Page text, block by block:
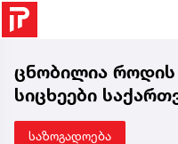
ცნობილია როდის
სიცხეები
საზოგადოება